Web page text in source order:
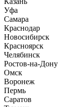
Уфа
Самара
Краснодар
Новосибирск
Красноярск
Челябинск
Ростов-на-Дону
Омск
Воронеж
Пермь
Саратов